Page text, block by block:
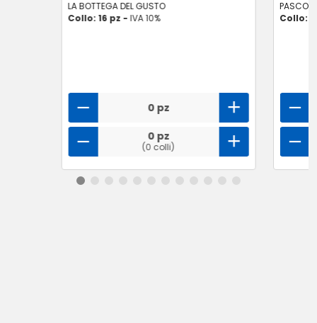
LA BOTTEGA DEL GUSTO
Collo: 16 pz - IVA 10%
0 pz
0 pz
(0 colli)
PASCOLI
Collo: